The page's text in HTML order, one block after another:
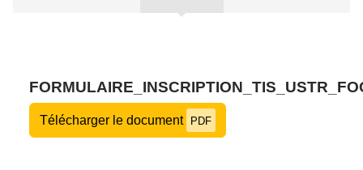
Télécharger le document PDF